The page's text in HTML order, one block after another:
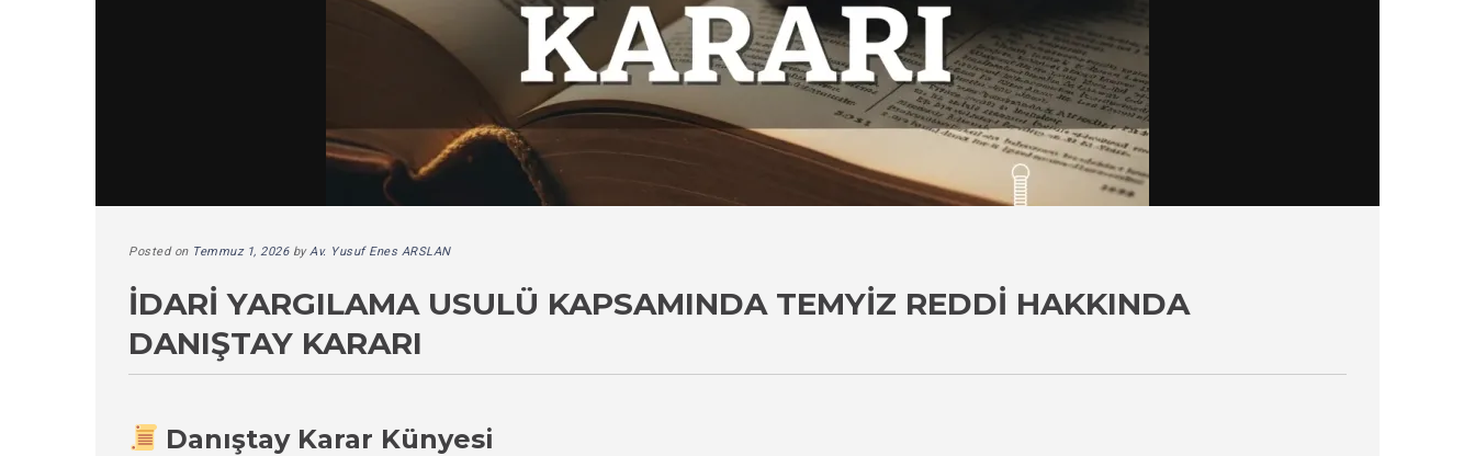
Posted on Temmuz 1, 2026byAv. Yusuf Enes ARSLAN
İDARI YARGILAMA USULÜ KAPSAMINDA TEMYIZ REDDI HAKKINDA
DANIŞTAY KARARI
Danıştay Karar Künyesi